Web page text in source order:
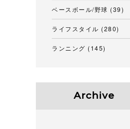
ベースボール/野球 (39)
ライフスタイル (280)
ランニング (145)
Archive